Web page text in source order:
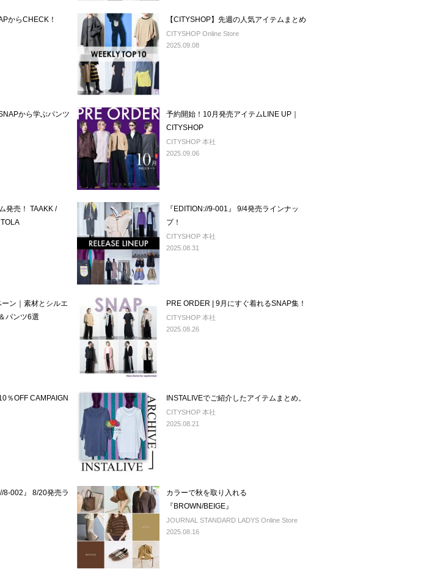
からCHECK！ 【CITYSHOP】先週の人気アイテムまとめ
CITYSHOP Online Store
2025.09.08
から学ぶパンツ
予約開始！10月発売アイテムLINE UP｜
CITYSHOP
CITYSHOP 本社
2025.09.06
発売！ TAAKK /
『EDITION://9-001』 9/4発売ラインナッ
プ！
CITYSHOP 本社
2025.08.31
ン｜素材とシルエ
パンツ6選
PRE ORDER | 9月にすぐ着れるSNAP集！
CITYSHOP 本社
2025.08.26
％OFF CAMPAIGN
INSTALIVEでご紹介したアイテムまとめ。
CITYSHOP 本社
2025.08.21
8-002』 8/20発売ラ
カラーで秋を取り入れる
『BROWN/BEIGE』
JOURNAL STANDARD LADYS Online Store
2025.08.16